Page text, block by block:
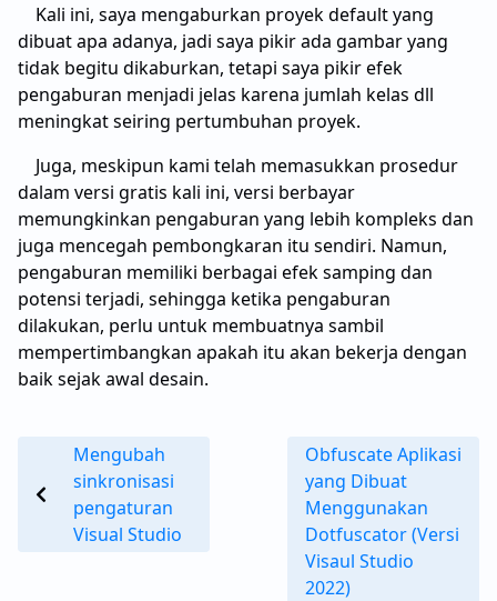
Kali ini, saya mengaburkan proyek default yang
dibuat apa adanya, jadi saya pikir ada gambar yang
tidak begitu dikaburkan, tetapi saya pikir efek
pengaburan menjadi jelas karena jumlah kelas dll
meningkat seiring pertumbuhan proyek.
Juga, meskipun kami telah memasukkan prosedur
dalam versi gratis kali ini, versi berbayar
memungkinkan pengaburan yang lebih kompleks dan
juga mencegah pembongkaran itu sendiri. Namun,
pengaburan memiliki berbagai efek samping dan
potensi terjadi, sehingga ketika pengaburan
dilakukan, perlu untuk membuatnya sambil
mempertimbangkan apakah itu akan bekerja dengan
baik sejak awal desain.
Mengubah
sinkronisasi
pengaturan
Visual Studio
Obfuscate Aplikasi
yang Dibuat
Menggunakan
Dotfuscator (Versi
Visaul Studio
2022)